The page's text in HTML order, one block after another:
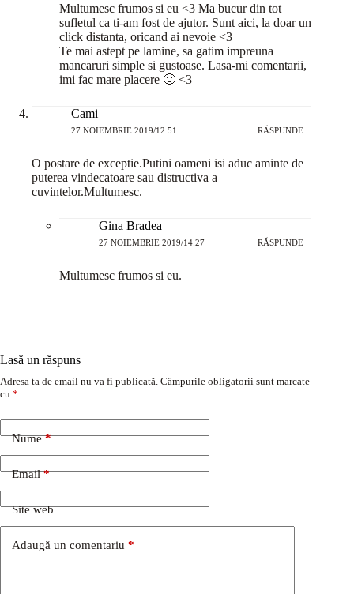
Multumesc frumos si eu <3 Ma bucur din tot
sufletul ca ti-am fost de ajutor. Sunt aici, la doar un
click distanta, oricand ai nevoie <3
Te mai astept pe lamine, sa gatim impreuna
mancaruri simple si gustoase. Lasa-mi comentarii,
imi fac mare placere 🙂 <3
Cami
27 NOIEMBRIE 2019/12:51 RĂSPUNDE
O postare de exceptie.Putini oameni isi aduc aminte de
puterea vindecatoare sau distructiva a
cuvintelor.Multumesc.
Gina Bradea
27 NOIEMBRIE 2019/14:27 RĂSPUNDE
Multumesc frumos si eu.
Lasă un răspuns
Adresa ta de email nu va fi publicată. Câmpurile obligatorii sunt marcate
cu *
Nume*
Email*
Site web
Adaugă un comentariu *